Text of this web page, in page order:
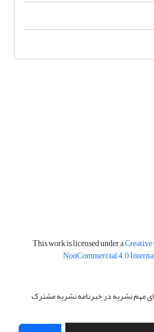
This work is licensed under a
NonCommercial 4.0
مهم نشریه در خبرنامه نشریه مشترک